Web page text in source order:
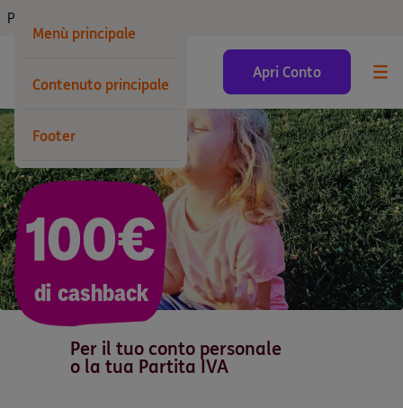
Menù principale
Contenuto principale
Footer
Privati
Apri Conto
100€
di cashback
Per il tuo conto personale
o la tua Partita IVA